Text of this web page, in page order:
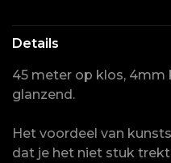
Details
45 meter op klos, 4mm
glanzend.
Het voordeel van
dat je het niet stuk